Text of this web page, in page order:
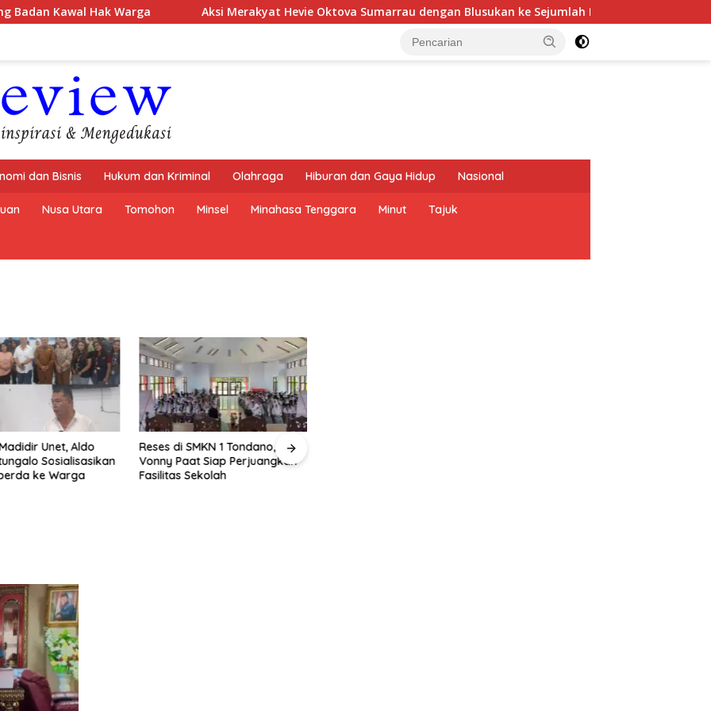
Kawal Hak Warga Aksi Merakyat Hevie Oktova Sumarrau dengan Blusukan ke Sejumlah Pangkalan Ojek di
dan Bisnis Hukum dan Kriminal Olahraga Hiburan dan Gaya Hidup Nasional
Nusa Utara Tomohon Minsel Minahasa Tenggara Minut Tajuk
Unet, Aldo
Sosialisasikan
ke Warga
Reses di SMKN 1 Tondano,
Vonny Paat Siap Perjuangkan
Fasilitas Sekolah